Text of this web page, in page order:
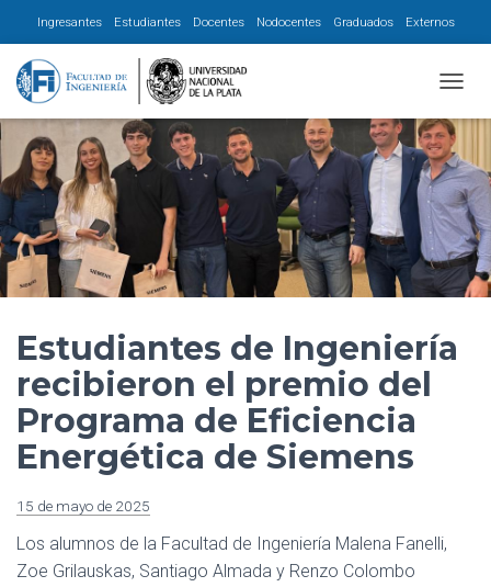
Ingresantes Estudiantes Docentes Nodocentes Graduados Externos
Estudiantes de Ingeniería
recibieron el premio del
Programa de Eficiencia
Energética de Siemens
15 de mayo de 2025
Los alumnos de la Facultad de Ingeniería Malena Fanelli,
Zoe Grilauskas, Santiago Almada y Renzo Colombo